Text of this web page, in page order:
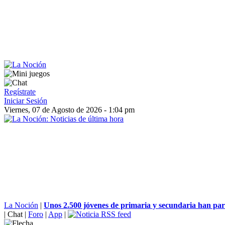
Regístrate
Iniciar Sesión
Viernes, 07 de Agosto de 2026 - 1:04 pm
La Noción | Unos 2.500 jóvenes de primaria y secundaria han
| Chat | Foro | App |